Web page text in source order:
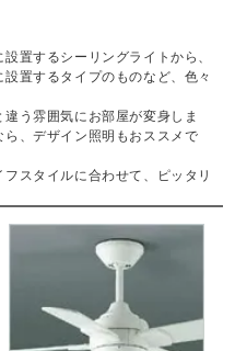
置するシーリングライトから、
置するタイプのものなど、色々
う雰囲気にお部屋が変身しま
、デザイン照明もおススメで
スタイルに合わせて、ピッタリ